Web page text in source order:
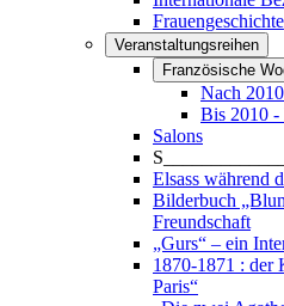
Frauengeschichte
Veranstaltungsreihen
Französische
Nach
Bis 2010 -
Salons
Elsass während
Bilderbuch
Freundschaft
„Gurs“ – ein
1870-1871 : der
Paris“